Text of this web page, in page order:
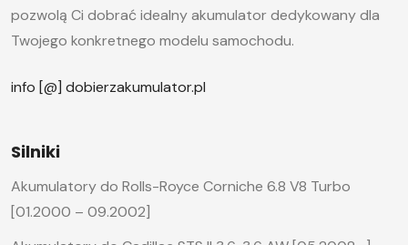
pozwolą Ci dobrać idealny akumulator dedykowany dla
Twojego konkretnego modelu samochodu.
info [@] dobierzakumulator.pl
Silniki
Akumulatory do Rolls-Royce Corniche 6.8 V8 Turbo
[01.2000 – 09.2002]